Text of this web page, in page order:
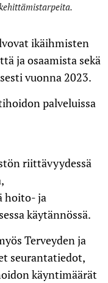
ikäihmisten
ja osaamista sekä
vuonna 2023.
palveluissa
riittävyydessä
hoito- ja
käytännössä.
Terveyden ja
seurantatiedot,
käyntimäärät